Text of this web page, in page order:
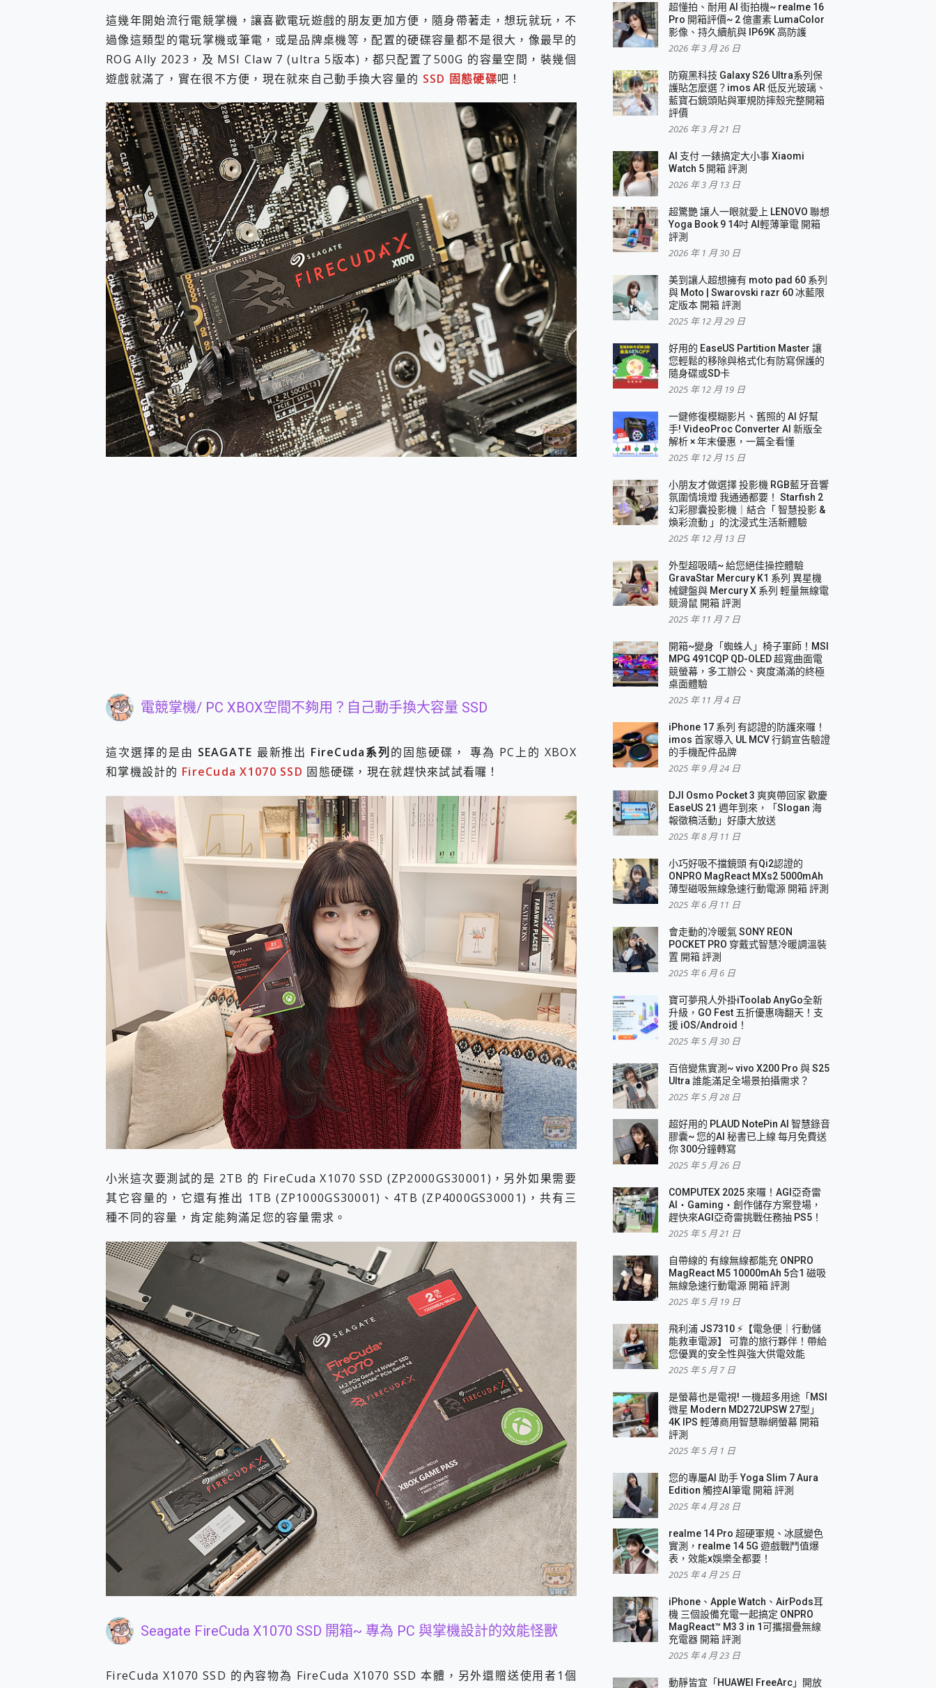
小體積 40000mAh 超大容量 一次充5個設備 充好充滿 CUKTECH 酷態科 300W 微型充電站 開箱 評測
97.3% 恢復率，資料救援就是這麼簡單 EaseUS Data Recovery Wizard Free 18.0.0 業界最好的資料救援軟體
磁碟系統大風吹 有了 磁碟管理程式 EaseUS Partition Master 就是這麼簡單
全新 SONY Xperia 1 VI 開箱! 相機實測! 長焦覆蓋更遠更清晰、2日長續航、頂尖影音娛樂效能~
Xiaomi 14 Ultra 開箱 評測~ 有深度的 Leica 影像旗艦手機! 加碼小旗艦 Xiaomi 14 開箱 評測
MSI Claw 掌機專屬配件包 來囉 完美保護 MSI Claw A1M-026TW 電競掌機
人像旗艦 vivo V30 系列 開箱 評測! 首搭蔡司光學鏡頭、攝影棚級柔光環、拍攝功能最好玩的美拍神機 vivo V30 Pro
多個願望一次滿足 超強散熱 微星 MSI Claw A1M-026TW 電競掌機 開箱 評測
一吸完美對位 擁有超強吸力與超好用的隱磁支架 O-ONE MAG 最會吸的行動電源 開箱 評測
OPPO 哈蘇 300mm 專業增距鏡實測：Find X9 Ultra 光學長焦隨手拍，紀錄生活就是這麼簡單
Motorola edge 70 pro 及 moto g37 power上市，登錄在送飛利浦氣炸鍋
近八千元的 Soundcore Liberty 5 Pro Max，有螢幕的耳機會是智商稅嗎?
ASUS Pad 全面應援 Me Time，加碼愛奇藝黃金雙周卡體驗，專案價最低 NT$0 起
這幾年開始流行電競掌機，讓喜歡電玩遊戲的朋友更加方便，隨身帶著走，想玩就玩，不
過像這類型的電玩掌機或筆電，或是品牌桌機等，配置的硬碟容量都不是很大，像最早的
ROG Ally 2023，及 MSI Claw 7 (ultra 5版本)，都只配置了500G 的容量空間，裝幾個
遊戲就滿了，實在很不方便，現在就來自己動手換大容量的 SSD 固態硬碟吧！
電競掌機/ PC XBOX空間不夠用？自己動手換大容量 SSD
這次選擇的是由 SEAGATE 最新推出 FireCuda系列 的固態硬碟， 專為 PC上的 XBOX
和掌機設計的 FireCuda X1070 SSD 固態硬碟，現在就趕快來試試看囉！
小米這次要測試的是 2TB 的 FireCuda X1070 SSD (ZP2000GS30001)，另外如果需要
其它容量的，它還有推出 1TB (ZP1000GS30001)、4TB (ZP4000GS30001)，共有三
種不同的容量，肯定能夠滿足您的容量需求。
Seagate FireCuda X1070 SSD 開箱~ 專為 PC 與掌機設計的效能怪獸
FireCuda X1070 SSD 的內容物為 FireCuda X1070 SSD 本體，另外還贈送使用者1個
超懂拍、耐用 AI 街拍機~ realme 16
Pro 開箱評價~ 2 億畫素 LumaColor
影像、持久續航與 IP69K 高防護
2026 年 3 月 26 日
防窺黑科技 Galaxy S26 Ultra系列保
護貼怎麼選？imos AR 低反光玻璃、
藍寶石鏡頭貼與軍規防摔殼完整開箱
評價
2026 年 3 月 21 日
AI 支付 一錶搞定大小事 Xiaomi
Watch 5 開箱 評測
2026 年 3 月 13 日
超驚艷 讓人一眼就愛上 LENOVO 聯想
Yoga Book 9 14吋 AI輕薄筆電 開箱
評測
2026 年 1 月 30 日
美到讓人超想擁有 moto pad 60 系列
與 Moto | Swarovski razr 60 冰藍限
定版本 開箱 評測
2025 年 12 月 29 日
好用的 EaseUS Partition Master 讓
您輕鬆的移除與格式化有防寫保護的
隨身碟或SD卡
2025 年 12 月 19 日
一鍵修復模糊影片、舊照的 AI 好幫
手! VideoProc Converter AI 新版全
解析 × 年末優惠，一篇全看懂
2025 年 12 月 15 日
小朋友才做選擇 投影機 RGB藍牙音響
氛圍情境燈 我通通都要！ Starfish 2
幻彩膠囊投影機｜結合「 智慧投影 &
煥彩流動 」的沈浸式生活新體驗
2025 年 12 月 13 日
外型超吸晴~ 給您絕佳操控體驗
GravaStar Mercury K1 系列 異星機
械鍵盤與 Mercury X 系列 輕量無線電
競滑鼠 開箱 評測
2025 年 11 月 7 日
開箱~變身「蜘蛛人」椅子軍師！MSI
MPG 491CQP QD-OLED 超寬曲面電
競螢幕，多工辦公、爽度滿滿的終極
桌面體驗
2025 年 11 月 4 日
iPhone 17 系列 有認證的防護來囉！
imos 首家導入 UL MCV 行銷宣告驗證
的手機配件品牌
2025 年 9 月 24 日
DJI Osmo Pocket 3 爽爽帶回家 歡慶
EaseUS 21 週年到來，「Slogan 海
報徵稿活動」好康大放送
2025 年 8 月 11 日
小巧好吸不擋鏡頭 有Qi2認證的
ONPRO MagReact MXs2 5000mAh
薄型磁吸無線急速行動電源 開箱 評測
2025 年 6 月 11 日
會走動的冷暖氣 SONY REON
POCKET PRO 穿戴式智慧冷暖調溫裝
置 開箱 評測
2025 年 6 月 6 日
寶可夢飛人外掛iToolab AnyGo全新
升級，GO Fest 五折優惠嗨翻天！支
援 iOS/Android！
2025 年 5 月 30 日
百倍變焦實測~ vivo X200 Pro 與 S25
Ultra 誰能滿足全場景拍攝需求？
2025 年 5 月 28 日
超好用的 PLAUD NotePin AI 智慧錄音
膠囊~ 您的AI 秘書已上線 每月免費送
你 300分鐘轉寫
2025 年 5 月 26 日
COMPUTEX 2025 來囉！AGI亞奇雷
AI・Gaming・創作儲存方案登場，
趕快來AGI亞奇雷挑戰任務抽 PS5！
2025 年 5 月 21 日
自帶線的 有線無線都能充 ONPRO
MagReact M5 10000mAh 5合1 磁吸
無線急速行動電源 開箱 評測
2025 年 5 月 19 日
飛利浦 JS7310 ⚡【電急便｜行動儲
能救車電源】 可靠的旅行夥伴！帶給
您優異的安全性與強大供電效能
2025 年 5 月 7 日
是螢幕也是電視! 一機超多用途「MSI
微星 Modern MD272UPSW 27型」
4K IPS 輕薄商用智慧聯網螢幕 開箱
評測
2025 年 5 月 1 日
您的專屬AI 助手 Yoga Slim 7 Aura
Edition 觸控AI筆電 開箱 評測
2025 年 4 月 28 日
realme 14 Pro 超硬軍規、冰感變色
實測，realme 14 5G 遊戲戰鬥值爆
表，效能x娛樂全都要！
2025 年 4 月 25 日
iPhone、Apple Watch、AirPods耳
機 三個設備充電一起搞定 ONPRO
MagReact™ M3 3 in 1可攜摺疊無線
充電器 開箱 評測
2025 年 4 月 23 日
動靜皆宜「HUAWEI FreeArc」開放